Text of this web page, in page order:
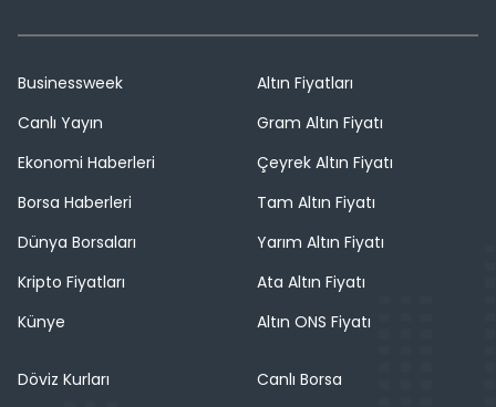
Businessweek
Canlı Yayın
Ekonomi Haberleri
Borsa Haberleri
Dünya Borsaları
Kripto Fiyatları
Künye
Altın Fiyatları
Gram Altın Fiyatı
Çeyrek Altın Fiyatı
Tam Altın Fiyatı
Yarım Altın Fiyatı
Ata Altın Fiyatı
Altın ONS Fiyatı
Döviz Kurları
Canlı Borsa